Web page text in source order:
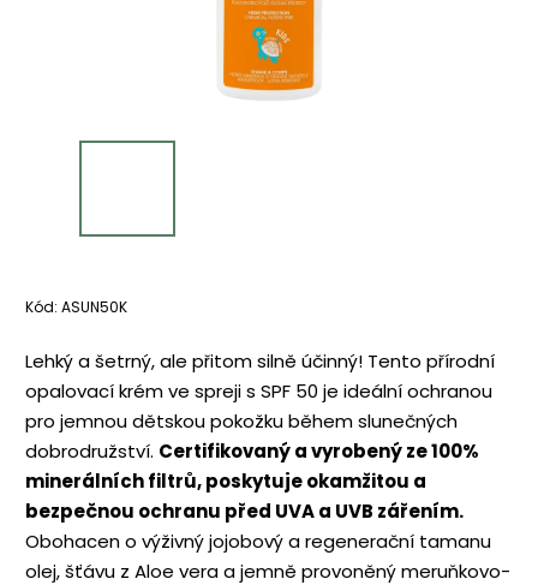
Kód: ASUN50K
Lehký a šetrný, ale přitom silně účinný! Tento přírodní
opalovací krém ve spreji s SPF 50 je ideální ochranou
pro jemnou dětskou pokožku během slunečných
dobrodružství. Certifikovaný a vyrobený ze 100%
minerálních filtrů, poskytuje okamžitou a
bezpečnou ochranu před UVA a UVB zářením.
Obohacen o výživný jojobový a regenerační tamanu
olej, šťávu z Aloe vera a jemně provoněný meruňkovo-